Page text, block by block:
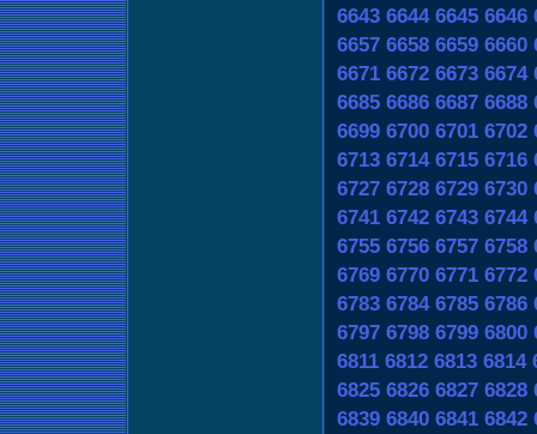
6643 6644 6645 6646
6657 6658 6659 6660
6671 6672 6673 6674
6685 6686 6687 6688
6699 6700 6701 6702
6713 6714 6715 6716
6727 6728 6729 6730
6741 6742 6743 6744
6755 6756 6757 6758
6769 6770 6771 6772
6783 6784 6785 6786
6797 6798 6799 6800
6811 6812 6813 6814
6825 6826 6827 6828
6839 6840 6841 6842